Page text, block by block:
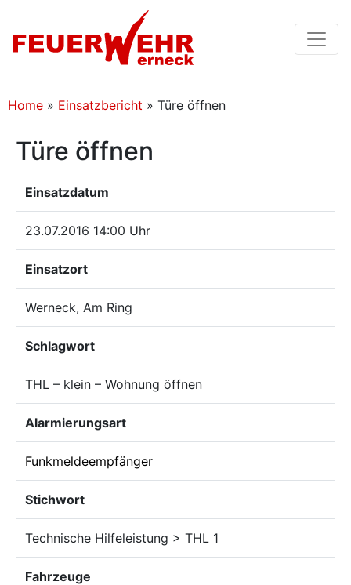
Home » Einsatzbericht » Türe öffnen
Türe öffnen
Einsatzdatum
23.07.2016 14:00 Uhr
Einsatzort
Werneck, Am Ring
Schlagwort
THL – klein – Wohnung öffnen
Alarmierungsart
Funkmeldeempfänger
Stichwort
Technische Hilfeleistung > THL 1
Fahrzeuge